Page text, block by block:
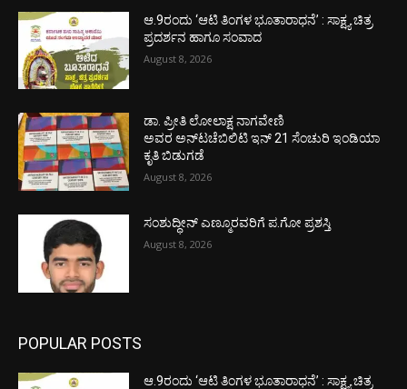
ಆ.9ರಂದು ‘ಆಟಿ ತಿಂಗಳ ಭೂತಾರಾಧನೆ’ : ಸಾಕ್ಷ್ಯ ಚಿತ್ರ
ಪ್ರದರ್ಶನ ಹಾಗೂ ಸಂವಾದ
August 8, 2026
ಡಾ. ಪ್ರೀತಿ ಲೋಲಾಕ್ಷ ನಾಗವೇಣಿ
ಅವರ ಅನ್‌ಟಚೆಬಿಲಿಟಿ ಇನ್ 21 ಸೆಂಚುರಿ ಇಂಡಿಯಾ
ಕೃತಿ ಬಿಡುಗಡೆ
August 8, 2026
ಸಂಶುದ್ಧೀನ್ ಎಣ್ಮೂರವರಿಗೆ ಪ.ಗೋ ಪ್ರಶಸ್ತಿ
August 8, 2026
POPULAR POSTS
ಆ.9ರಂದು ‘ಆಟಿ ತಿಂಗಳ ಭೂತಾರಾಧನೆ’ : ಸಾಕ್ಷ್ಯ ಚಿತ್ರ